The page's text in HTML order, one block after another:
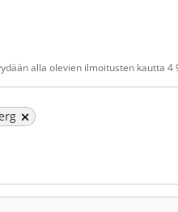
alla olevien ilmoitusten kautta 4